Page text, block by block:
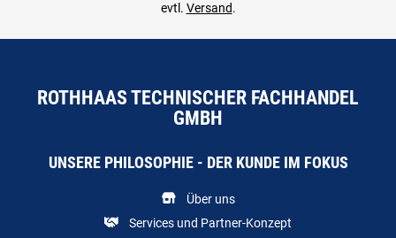
evtl. Versand.
ROTHHAAS TECHNISCHER FACHHANDEL
GMBH
UNSERE PHILOSOPHIE - DER KUNDE IM FOKUS
Über uns
Services und Partner-Konzept